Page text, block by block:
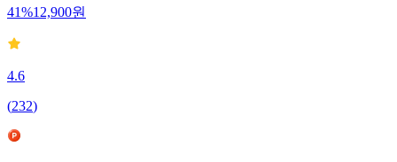
41%12,900원
4.6
(232)